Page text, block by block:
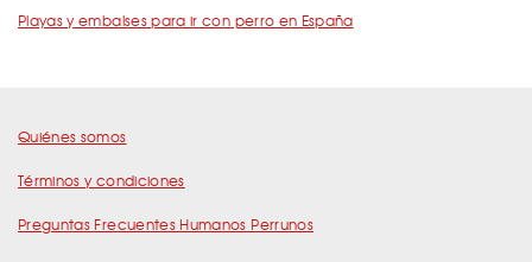
Playas y embalses para ir con perro en España
Quiénes somos
Términos y condiciones
Preguntas Frecuentes Humanos Perrunos